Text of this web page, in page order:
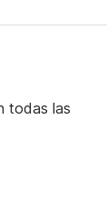
todas las